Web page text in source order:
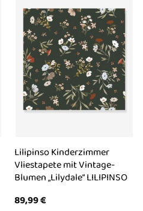
Lilipinso Kinderzimmer
Vliestapete mit Vintage-
Blumen „Lilydale“ LILIPINSO
89,99€